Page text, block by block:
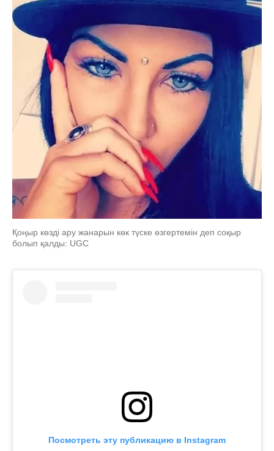
Қоңыр көзді ару жанарын көк түске өзгертемін деп соқыр
болып қалды: UGC
Посмотреть эту публикацию в Instagram